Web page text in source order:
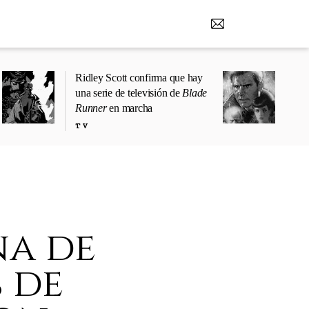
Ridley Scott confirma que hay
una serie de televisión de Blade
Runneren marcha
TV
de